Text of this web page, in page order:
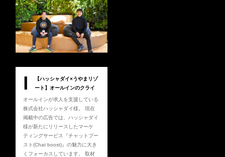
I
【ハッシャダイ×うやまリゾ
ート】オールインのクライ
アント間で生まれるシナジ
ー
オールインが求人を支援している
株式会社ハッシャダイ様。 現在
掲載中の広告では、ハッシャダイ
様が新たにリリースしたマーケ
ティングサービス『チャットブー
スト(Chat boost)』の魅力に大き
くフォーカスしています。 取材